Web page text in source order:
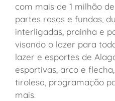
com mais de 1 milhão
partes rasas e fundas,
interligadas, prainha e
visando o lazer para
lazer e esportes de
esportivas, arco e
tirolesa, programação
mais.